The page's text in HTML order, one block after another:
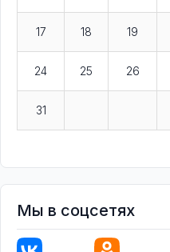
17 18 19
24 25 26
31
Мы в соцсетях